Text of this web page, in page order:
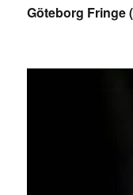
Göteborg Fringe